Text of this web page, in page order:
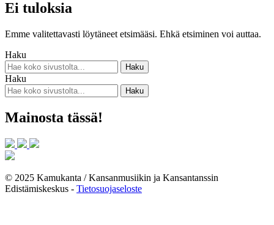
Ei tuloksia
Emme valitettavasti löytäneet etsimääsi. Ehkä etsiminen voi auttaa.
Haku
Haku
Mainosta tässä!
© 2025 Kamukanta / Kansanmusiikin ja Kansantanssin
Edistämiskeskus - Tietosuojaseloste